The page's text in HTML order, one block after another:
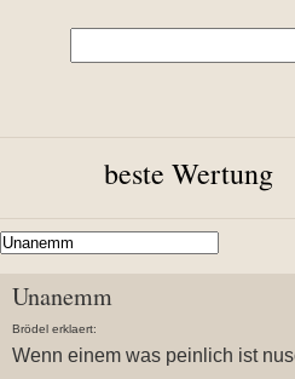
beste Wertung
Unanemm
Brödel erklaert:
Wenn einem was peinlich ist